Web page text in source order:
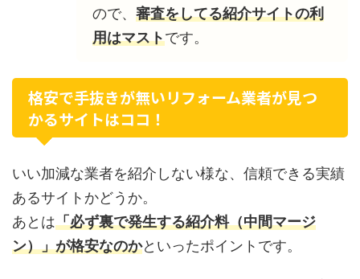
ので、 審査をしてる紹介サイトの利
用はマストです。
格安で手抜きが無いリフォーム業者が見つ
かるサイトはココ！
いい加減な業者を紹介しない様な、信頼できる実績
あるサイトかどうか。
あとは「必ず裏で発生する紹介料（中間マージ
ン）」が格安なのかといったポイントです。